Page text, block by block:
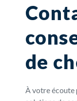
de
À votre écoute